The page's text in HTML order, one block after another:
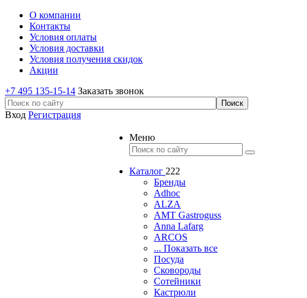
О компании
Контакты
Условия оплаты
Условия доставки
Условия получения скидок
Акции
+7 495 135-15-14 Заказать звонок
Вход Регистрация
Меню
Каталог 222
Бренды
Adhoc
ALZA
AMT Gastroguss
Anna Lafarg
ARCOS
... Показать все
Посуда
Сковороды
Сотейники
Кастрюли